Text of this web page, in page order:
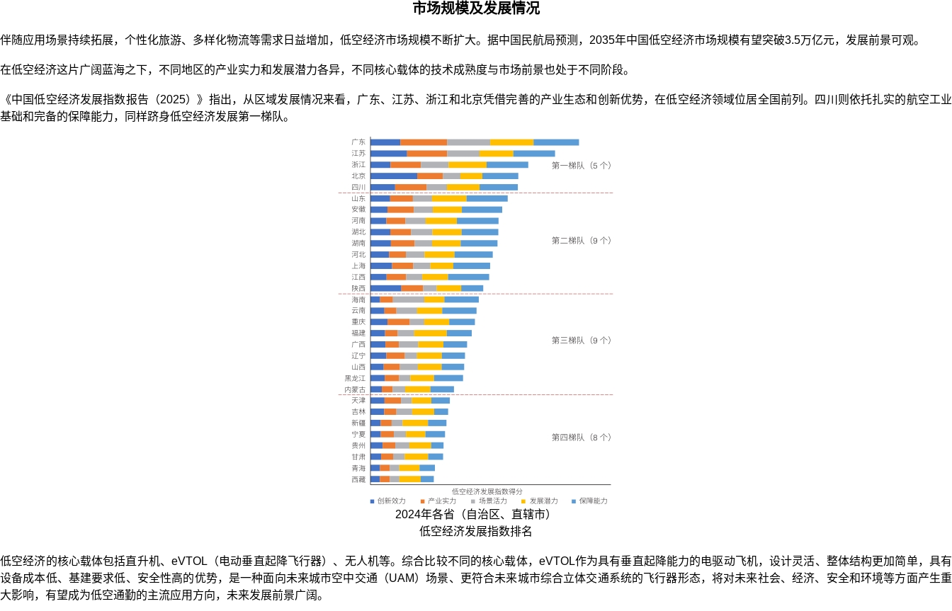
市场规模及发展情况
伴随应用场景持续拓展，个性化旅游、多样化物流等需求日益增加，低空经济市场规模不断扩大。据中国民航局预测，2035年中国低空经济市场规模有望突破3.5万亿元，发展前景可观。
在低空经济这片广阔蓝海之下，不同地区的产业实力和发展潜力各异，不同核心载体的技术成熟度与市场前景也处于不同阶段。
《中国低空经济发展指数报告（2025）》指出，从区域发展情况来看，广东、江苏、浙江和北京凭借完善的产业生态和创新优势，在低空经济领域位居全国前列。四川则依托扎实的航空工业
基础和完备的保障能力，同样跻身低空经济发展第一梯队。
2024年各省（自治区、直辖市）
低空经济发展指数排名
低空经济的核心载体包括直升机、eVTOL（电动垂直起降飞行器）、无人机等。综合比较不同的核心载体，eVTOL作为具有垂直起降能力的电驱动飞机，设计灵活、整体结构更加简单，具有
设备成本低、基建要求低、安全性高的优势，是一种面向未来城市空中交通（UAM）场景、更符合未来城市综合立体交通系统的飞行器形态，将对未来社会、经济、安全和环境等方面产生重
大影响，有望成为低空通勤的主流应用方向，未来发展前景广阔。